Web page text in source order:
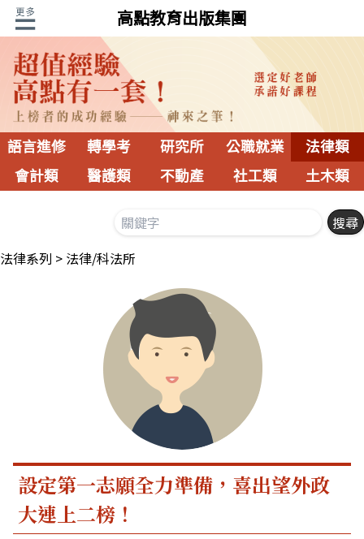
高點教育出版集團
語言進修 轉學考 研究所 公職就業
法律類
會計類
醫護類 不動產 社工類 土木類
法律系列 法律/科法所
設定第一志願全力準備，喜出望外政
大連上二榜！